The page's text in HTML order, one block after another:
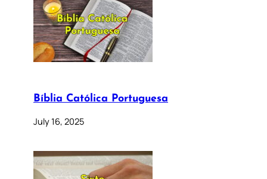
Bíblia Católica Portuguesa
July 16, 2025